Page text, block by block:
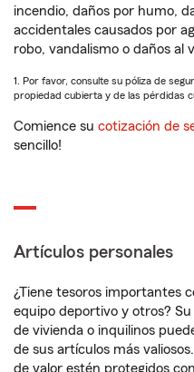
incendio, daños por humo,
accidentales causados por
robo, vandalismo o daños al
1. Por favor, consulte su póliza de
propiedad cubierta y de las pérdidas
Comience su cotización de
sencillo!
Artículos personales
¿Tiene tesoros importantes
equipo deportivo y otros?
de vivienda o inquilinos
de sus artículos más
de valor estén protegidos